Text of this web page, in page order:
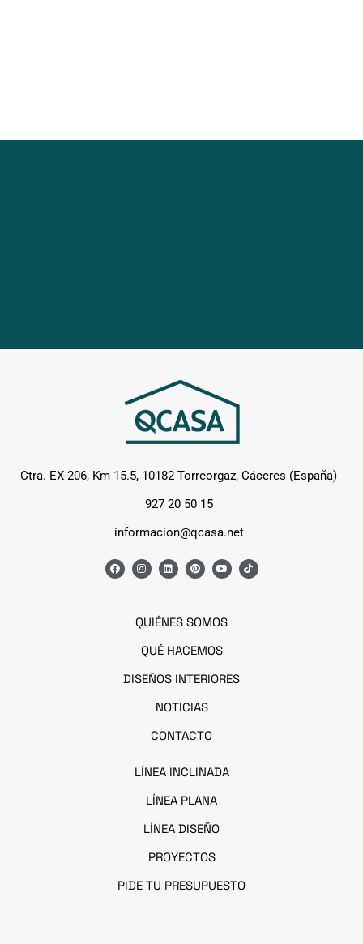
Ctra. EX-206, Km 15.5, 10182 Torreorgaz, Cáceres (España)
927 20 50 15
informacion@qcasa.net
QUIÉNES SOMOS
QUÉ HACEMOS
DISEÑOS INTERIORES
NOTICIAS
CONTACTO
LÍNEA INCLINADA
LÍNEA PLANA
LÍNEA DISEÑO
PROYECTOS
PIDE TU PRESUPUESTO